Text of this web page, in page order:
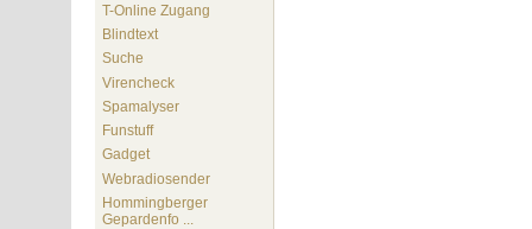
T-Online Zugang
Blindtext
Suche
Virencheck
Spamalyser
Funstuff
Gadget
Webradiosender
Hommingberger
Gepardenfo ...